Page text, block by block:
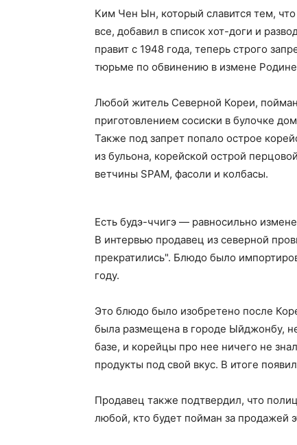
Ким Чен Ын, который славится тем,
все, добавил в список хот-доги и
правит с 1948 года, теперь строго
тюрьме по обвинению в измене
Любой житель Северной Кореи,
приготовлением сосиски в булочке
Также под запрет попало острое
из бульона, корейской острой
ветчины SPAM, фасоли и колбасы.
Есть будэ-ччигэ — равносильно
В интервью продавец из северной
прекратились". Блюдо было
году.
Это блюдо было изобретено после
была размещена в городе Ыйджонбу,
базе, и корейцы про нее ничего не
продукты под свой вкус. В итоге
Продавец также подтвердил, что
любой, кто будет пойман за продажей